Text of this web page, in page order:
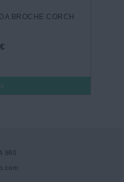
BROCHE CORCH
980